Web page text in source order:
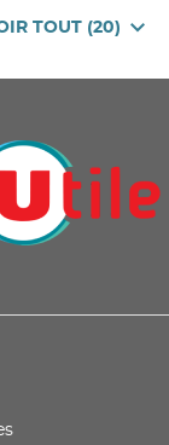
TOUT (20)
(ouvre